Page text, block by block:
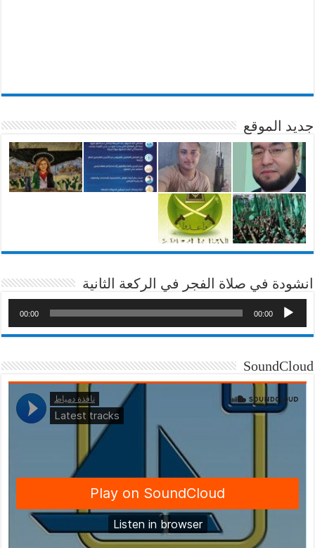
جديد الموقع
انشودة في صلاة الفجر في الركعة الثانية
00:00
00:00
SoundCloud